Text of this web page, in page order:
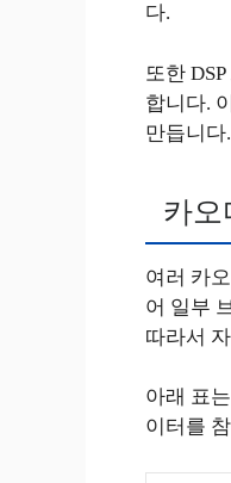
다.
또한
합니다.
만듭니
카오
여러 카
어 일부
따라서
아래 표
이터를